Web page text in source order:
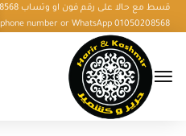
phone number or WhatsApp 01050208568